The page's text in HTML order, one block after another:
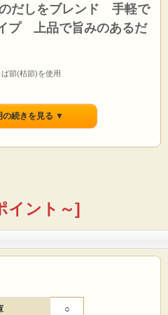
だしをブレンド 手軽で
プ 上品で旨みのあるだ
節(枯節)を使用
の続きを見る ▼
ント～]
○